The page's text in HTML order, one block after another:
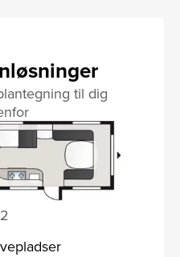
til dig